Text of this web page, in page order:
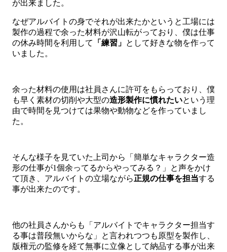
が出来ました。
なぜアルバイトの身でそれが出来たかというと工場には
製作の過程で余った材料が沢山転がっており、僕は仕事
の休み時間を利用して
「練習」 として好きな物を作って
いました。
余った材料の使用は社員さんに許可をもらっており、僕
も早く素材の切削や大型の造形製作に慣れたいという理
由で時間を見つけては果物や動物などを作っていまし
た。
そんな様子を見ていた上司から「簡単なキャラクター造
形の仕事が1個余ってるからやってみる？」と声をかけ
て頂き、アルバイトの立場ながら正規の仕事を担当する
事が出来たのです。
他の社員さんからも「アルバイトでキャラクター担当す
る事は普段無いからな」と言われつつも原型を製作し、
版権元の監修を経て無事に立像として納品する事が出来